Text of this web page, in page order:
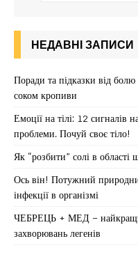
НЕДАВНІ ЗАПИСИ
Поради та підказки від
соком кропиви
Емоції на тілі: 12 сигналів
проблеми. Почуй своє тіло!
Як “розбити” солі в
Ось він! Потужний
інфекції в організмі
ЧЕБРЕЦЬ + МЕД – найкращий
захворювань легенів